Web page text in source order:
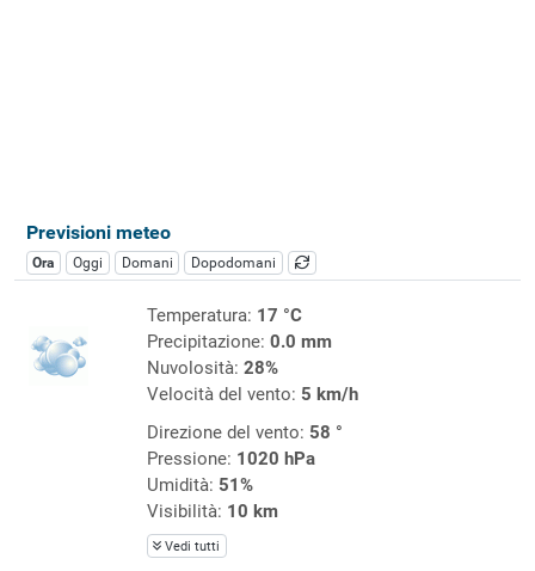
Previsioni meteo
Ora Oggi Domani Dopodomani
Temperatura: 17 °C
Precipitazione: 0.0 mm
Nuvolosità: 28%
Velocità del vento: 5 km/h
Direzione del vento: 58 °
Pressione: 1020 hPa
Umidità: 51%
Visibilità: 10 km
Vedi tutti